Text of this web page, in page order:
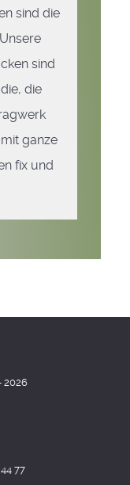
sind die
sind
die
ganze
fix und
2026
77